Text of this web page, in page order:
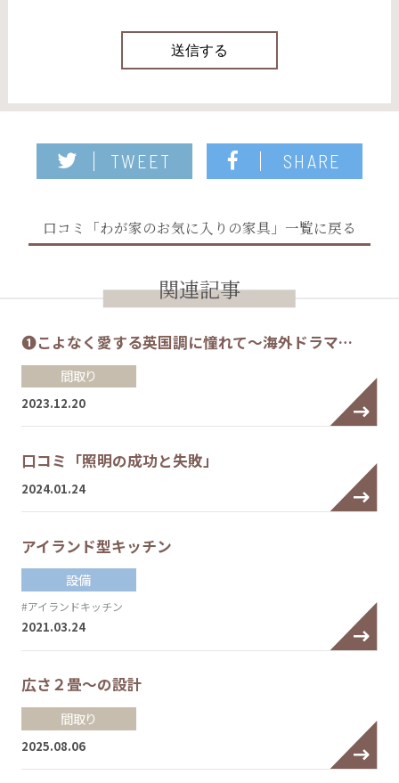
TWEET SHARE
口コミ「わが家のお気に入りの家具」一覧に戻る
関連記事
❶こよなく愛する英国調に憧れて～海外ドラマ…
間取り
2023.12.20
口コミ「照明の成功と失敗」
2024.01.24
アイランド型キッチン
設備
#アイランドキッチン
2021.03.24
広さ２畳～の設計
間取り
2025.08.06